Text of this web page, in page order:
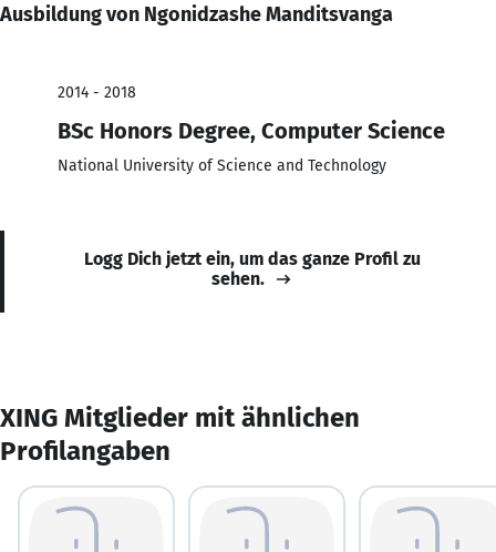
Ausbildung von Ngonidzashe Manditsvanga
2014 - 2018
BSc Honors Degree, Computer Science
National University of Science and Technology
Logg Dich jetzt ein, um das ganze Profil zu
sehen.
XING Mitglieder mit ähnlichen
Profilangaben